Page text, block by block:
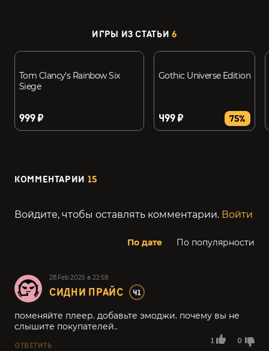
ИГРЫ ИЗ СТАТЬИ 6
Tom Clancy's Rainbow Six
Siege
999 ₽
Gothic Universe Edition
499 ₽ 75%
КОММЕНТАРИИ 15
Войдите, чтобы оставлять комментарии. Войти
По дате По популярности
28.Feb.2025 в 22:58
СИДНИ ПРАЙС 41
1 0
поменяйте плеер. добавьте эмоджи. почему вы не
слышите покупателей..
ОТВЕТИТЬ